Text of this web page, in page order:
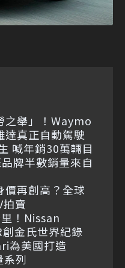
之舉」！Waymo
達真正自動駕駛
喊年銷30萬輛目
牌半數銷量來自
價再創高？全球
賣
！Nissan
金氏世界紀錄
為美國打造
列